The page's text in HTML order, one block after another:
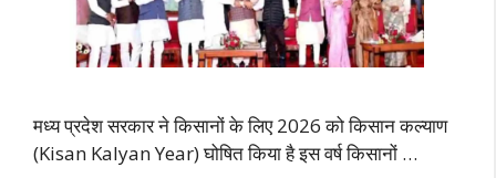
मध्य प्रदेश सरकार ने किसानों के लिए 2026 को किसान कल्याण
(Kisan Kalyan Year) घोषित किया है इस वर्ष किसानों …